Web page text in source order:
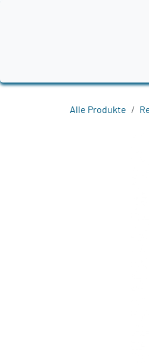
Alle Produkte